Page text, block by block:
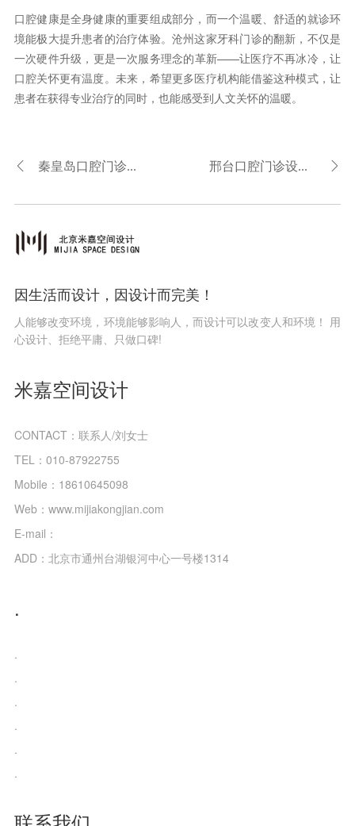
口腔健康是全身健康的重要组成部分，而一个温暖、舒适的就诊环
境能极大提升患者的治疗体验。沧州这家牙科门诊的翻新，不仅是
一次硬件升级，更是一次服务理念的革新——让医疗不再冰冷，让
口腔关怀更有温度。未来，希望更多医疗机构能借鉴这种模式，让
患者在获得专业治疗的同时，也能感受到人文关怀的温暖。
因生活而设计，因设计而完美！
人能够改变环境，环境能够影响人，而设计可以改变人和环境！ 用
心设计、拒绝平庸、只做口碑!
米嘉空间设计
CONTACT：联系人/刘女士
TEL：010-87922755
Mobile：18610645098
Web：www.mijiakongjian.com
E-mail：
ADD：北京市通州台湖银河中心一号楼1314
.
.
.
.
.
.
.